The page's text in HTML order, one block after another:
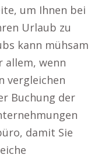
um Ihnen bei
Urlaub zu
kann mühsam
allem, wenn
vergleichen
Buchung der
damit Sie